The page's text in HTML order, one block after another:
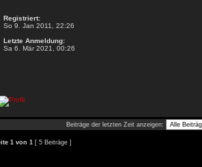
Registriert:
So 9. Jan 2011, 22:26
Letzte Anmeldung:
Sa 6. Mär 2021, 00:26
Beiträge der letzten Zeit anzeigen:
1 von 1 [ 5 Beiträge ]